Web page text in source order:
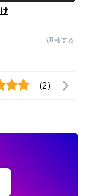
通報する
(2)